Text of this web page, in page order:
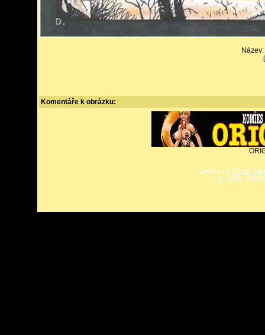
Název:
Komentáře k obrázku:
Coded by Pavel
© 1995 -